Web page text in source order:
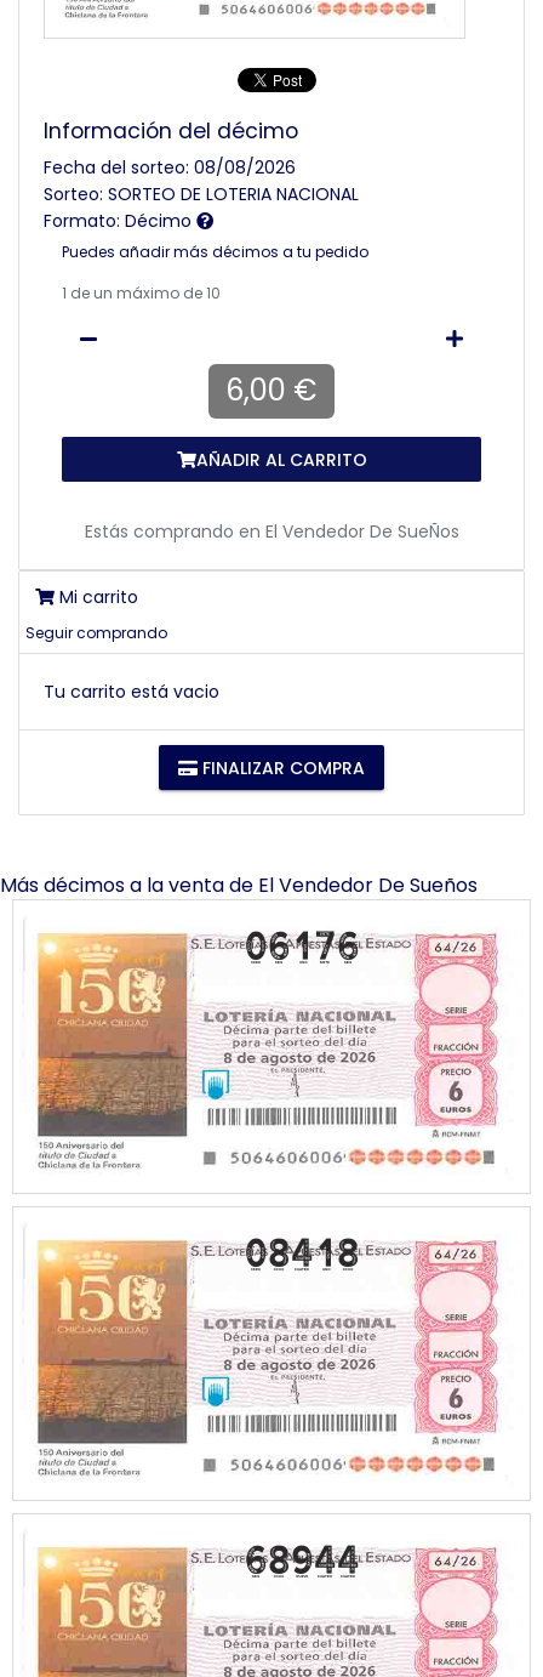
Información del décimo
Fecha del sorteo: 08/08/2026
Sorteo: SORTEO DE LOTERIA NACIONAL
Formato: Décimo
Puedes añadir más décimos a tu pedido
1 de un máximo de 10
6,00 €
AÑADIR AL CARRITO
Estás comprando en El Vendedor De SueÑos
Mi carrito
Seguir comprando
Tu carrito está vacio
FINALIZAR COMPRA
Más décimos a la venta de El Vendedor De Sueños
06176
08418
68944